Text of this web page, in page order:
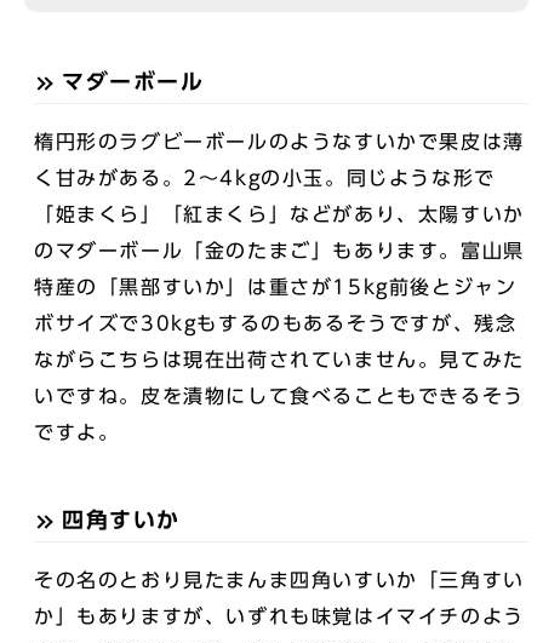
マダーボール
楕円形のラグビーボールのようなすいかで果皮は薄
く甘みがある。2～4kgの小玉。同じような形で
「姫まくら」「紅まくら」などがあり、太陽すいか
のマダーボール「金のたまご」もあります。富山県
特産の「黒部すいか」は重さが15kg前後とジャン
ボサイズで30kgもするのもあるそうですが、残念
ながらこちらは現在出荷されていません。見てみた
いですね。皮を漬物にして食べることもできるそう
ですよ。
四角すいか
その名のとおり見たまんま四角いすいか「三角すい
か」もありますが、いずれも味覚はイマイチのよう